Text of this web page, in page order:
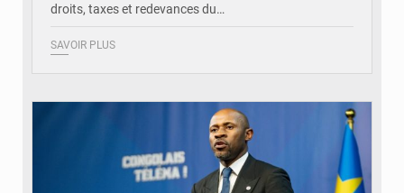
droits, taxes et redevances du…
SAVOIR PLUS